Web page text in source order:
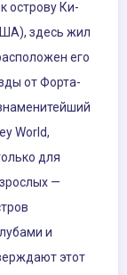
острову Ки-
здесь жил
его
от Форта-
World,
для
—
и
этот